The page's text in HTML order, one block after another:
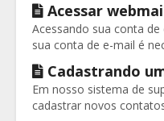
Acessar
Acessando sua conta
sua conta de e-mail é
Cadastrando
Em nosso sistema de
cadastrar novos